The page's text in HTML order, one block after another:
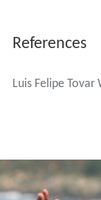
References
Luis Felipe Tovar